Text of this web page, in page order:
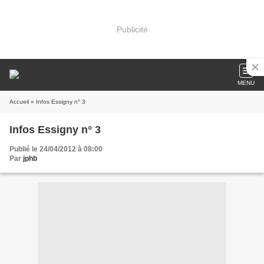
Publicité
MENU
Accueil » Infos Essigny n° 3
Infos Essigny n° 3
Publié le 24/04/2012 à 08:00
Par jphb